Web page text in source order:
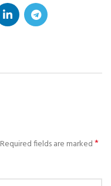
Required fields are marked*